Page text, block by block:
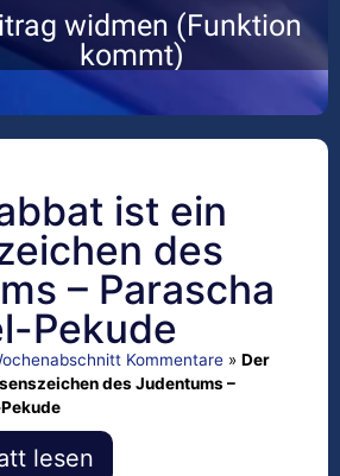
widmen (Funktion
kommt)
ist ein
des
– Parascha
Pekude
Kommentare » Der
des Judentums –
lesen